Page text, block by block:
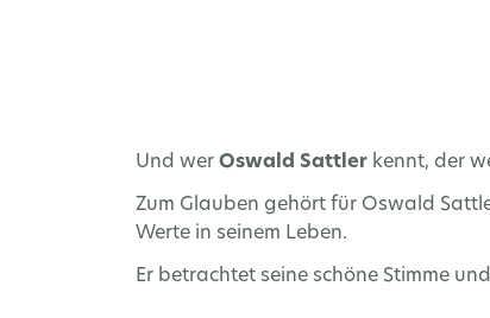
Und wer Oswald Sattler kennt, der
Zum Glauben gehört für Oswald
Werte in seinem Leben.
Er betrachtet seine schöne Stimme